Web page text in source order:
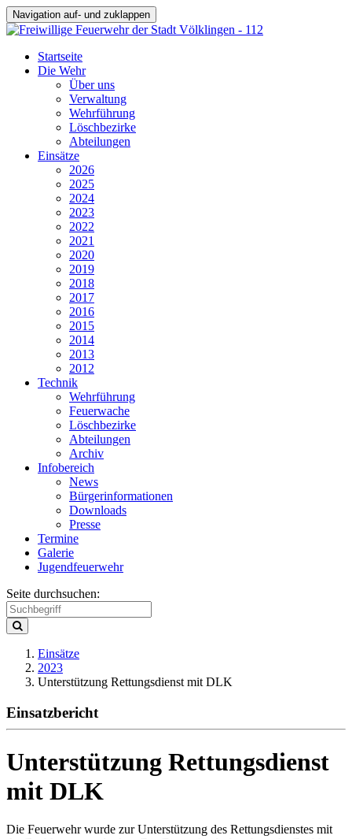
Navigation auf- und zuklappen
Startseite
Die Wehr
Über uns
Verwaltung
Wehrführung
Löschbezirke
Abteilungen
Einsätze
2026
2025
2024
2023
2022
2021
2020
2019
2018
2017
2016
2015
2014
2013
2012
Technik
Wehrführung
Feuerwache
Löschbezirke
Abteilungen
Archiv
Infobereich
News
Bürgerinformationen
Downloads
Presse
Termine
Galerie
Jugendfeuerwehr
Seite durchsuchen:
Einsätze
2023
Unterstützung Rettungsdienst mit DLK
Einsatzbericht
Unterstützung Rettungsdienst
mit DLK
Die Feuerwehr wurde zur Unterstützung des Rettungsdienstes mit